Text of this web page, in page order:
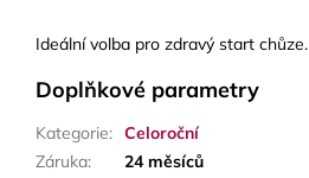
Ideální volba pro zdravý start chůze.
Doplňkové parametry
Kategorie: Celoroční
Záruka:
24 měsíců